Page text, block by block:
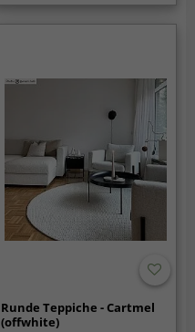
Runde Teppiche - Cartmel
(offwhite)